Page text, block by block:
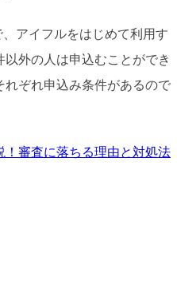
アイフルをはじめて利用す
外の人は申込むことができ
れぞれ申込み条件があるので
審査に落ちる理由と対処法